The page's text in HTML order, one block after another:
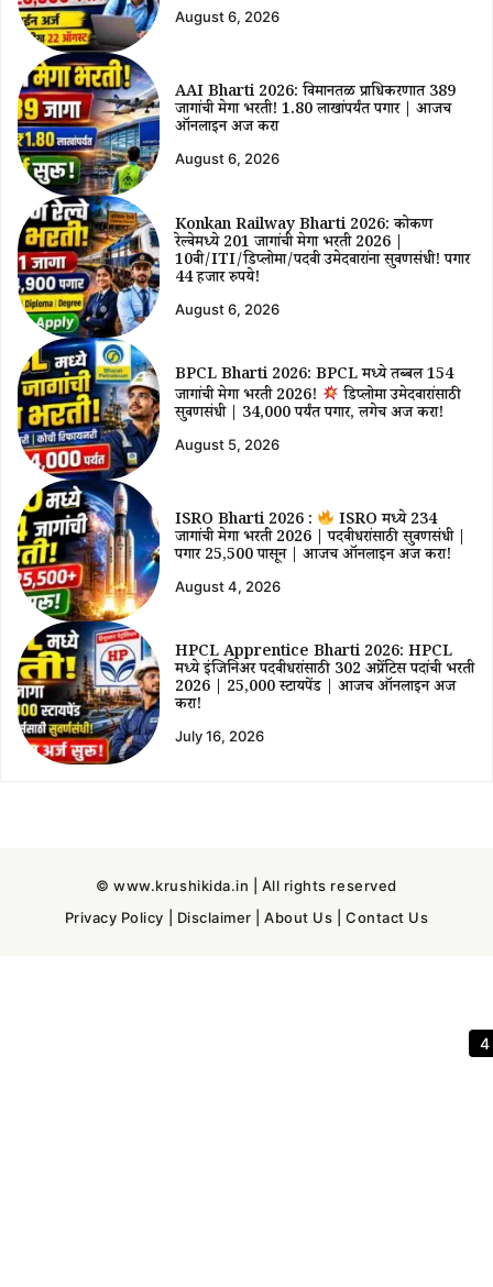
August 6, 2026
AAI Bharti 2026: विमानतळ प्राधिकरणात 389
जागांची मेगा भरती! ₹1.80 लाखांपर्यंत पगार | आजच
ऑनलाईन अर्ज करा
August 6, 2026
Konkan Railway Bharti 2026: कोकण
रेल्वेमध्ये 201 जागांची मेगा भरती 2026 |
10वी/ITI/डिप्लोमा/पदवी उमेदवारांना सुवर्णसंधी! पगार
44 हजार रुपये!
August 6, 2026
BPCL Bharti 2026: BPCL मध्ये तब्बल 154
जागांची मेगा भरती 2026!
डिप्लोमा उमेदवारांसाठी
सुवर्णसंधी | ₹34,000 पर्यंत पगार, लगेच अर्ज करा!
August 5, 2026
ISRO Bharti 2026 : ISRO मध्ये 234
जागांची मेगा भरती 2026 | पदवीधरांसाठी सुवर्णसंधी |
पगार ₹25,500 पासून | आजच ऑनलाईन अर्ज करा!
August 4, 2026
HPCL Apprentice Bharti 2026: HPCL
मध्ये इंजिनिअर पदवीधरांसाठी 302 अप्रेंटिस पदांची भरती
2026 | ₹25,000 स्टायपेंड | आजच ऑनलाईन अर्ज
करा!
July 16, 2026
© www.krushikida.in | All rights reserved
Privacy Policy
Disclaimer |About Us |Contact Us
3